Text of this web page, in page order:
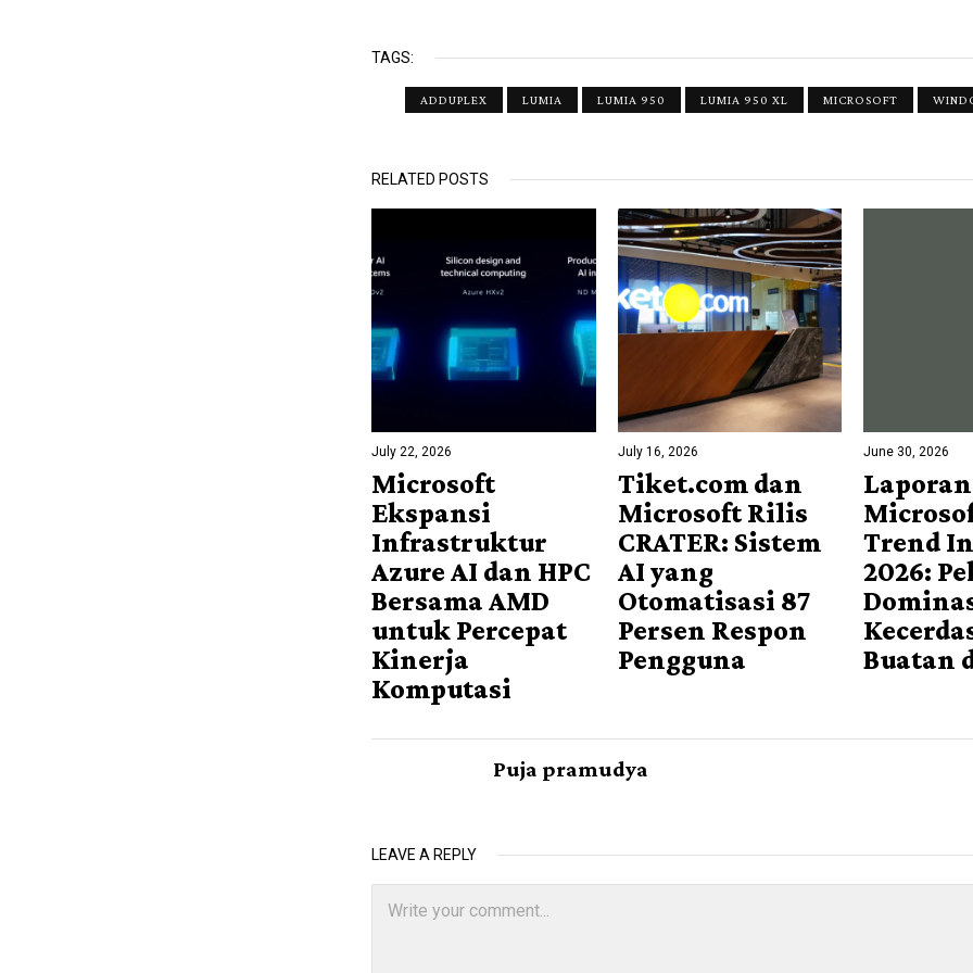
TAGS:
ADDUPLEX LUMIA LUMIA 950 LUMIA 950 XL MICROSOFT
RELATED POSTS
July 22, 2026
Microsoft
Ekspansi
Infrastruktur
Azure AI dan HPC
Bersama AMD
untuk Percepat
Kinerja
Komputasi
July 16, 2026
Tiket.com dan
Microsoft Rilis
CRATER: Sistem
AI yang
Otomatisasi 87
Persen Respon
Pengguna
June 30, 2026
Laporan
Trend
2026:
Buatan
Puja pramudya
LEAVE A REPLY